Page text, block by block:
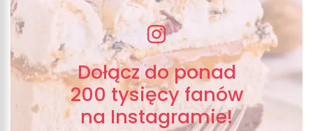
Dołącz do ponad
200 tysięcy fanów
na Instagramie!